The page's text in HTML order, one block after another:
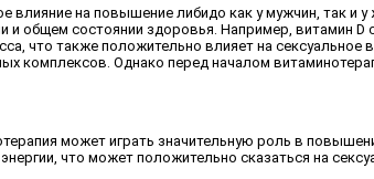
на повышение либидо как у мужчин, так и
и общем состоянии здоровья. Например, витамин
что также положительно влияет на
комплексов. Однако перед началом
может играть значительную роль в
что может положительно сказаться на